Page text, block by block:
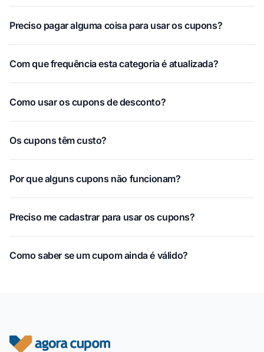
Preciso pagar alguma coisa para usar os cupons?
Com que frequência esta categoria é atualizada?
Como usar os cupons de desconto?
Os cupons têm custo?
Por que alguns cupons não funcionam?
Preciso me cadastrar para usar os cupons?
Como saber se um cupom ainda é válido?
Rodapé do site